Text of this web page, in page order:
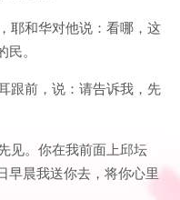
耶和华对他说：看哪，这
。
跟前，说：请告诉我，先
见。你在我前面上邱坛
早晨我送你去，将你心里